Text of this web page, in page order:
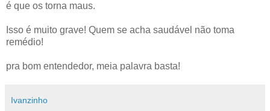
é que os torna maus.
Isso é muito grave! Quem se acha saudável não toma
remédio!
pra bom entendedor, meia palavra basta!
Ivanzinho